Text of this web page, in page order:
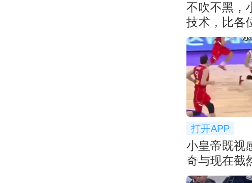
不吹不黑，
技术，比各
打开APP
小皇帝既视
奇与现在截
你更喜欢哪